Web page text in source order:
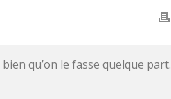
qu’on le fasse quelque part.